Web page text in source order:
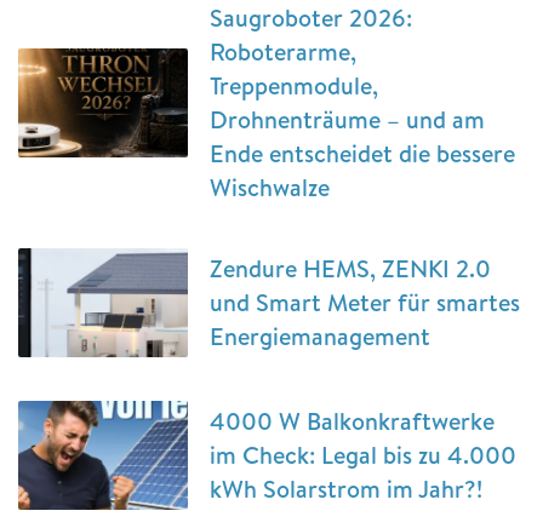
Saugroboter 2026:
Roboterarme,
Treppenmodule,
Drohnenträume – und am
Ende entscheidet die bessere
Wischwalze
Zendure HEMS, ZENKI 2.0
und Smart Meter für smartes
Energiemanagement
4000 W Balkonkraftwerke
im Check: Legal bis zu 4.000
kWh Solarstrom im Jahr?!